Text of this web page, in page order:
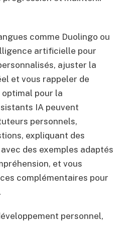
comme Duolingo ou
artificielle pour
ajuster la
et vous rappeler de
pour la
IA peuvent
personnels,
expliquant des
des exemples adaptés
et vous
complémentaires pour
personnel,